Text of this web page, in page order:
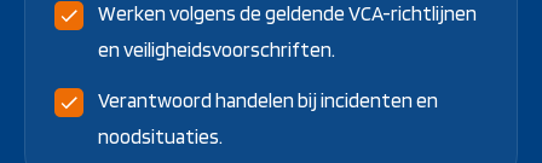
Werken volgens de geldende VCA-richtlijnen
en veiligheidsvoorschriften.
Verantwoord handelen bij incidenten en
noodsituaties.